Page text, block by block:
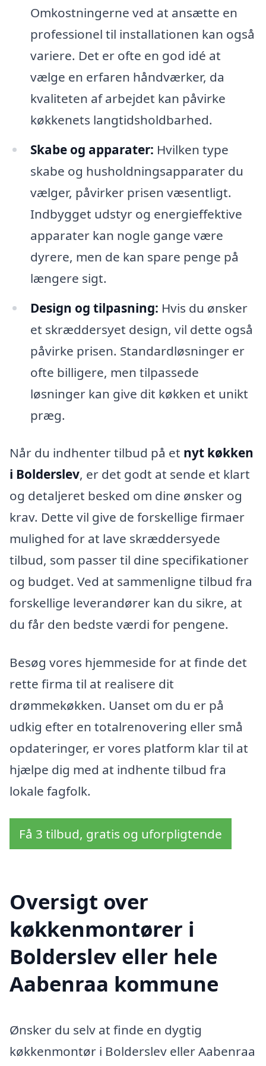
Omkostningerne ved at ansætte en
professionel til installationen kan også
variere. Det er ofte en god idé at
vælge en erfaren håndværker, da
kvaliteten af arbejdet kan påvirke
køkkenets langtidsholdbarhed.
Skabe og apparater: Hvilken type
skabe og husholdningsapparater du
vælger, påvirker prisen væsentligt.
Indbygget udstyr og energieffektive
apparater kan nogle gange være
dyrere, men de kan spare penge på
længere sigt.
Design og tilpasning: Hvis du ønsker
et skræddersyet design, vil dette også
påvirke prisen. Standardløsninger er
ofte billigere, men tilpassede
løsninger kan give dit køkken et unikt
præg.
Når du indhenter tilbud på et nyt køkken
i Bolderslev, er det godt at sende et klart
og detaljeret besked om dine ønsker og
krav. Dette vil give de forskellige firmaer
mulighed for at lave skræddersyede
tilbud, som passer til dine specifikationer
og budget. Ved at sammenligne tilbud fra
forskellige leverandører kan du sikre, at
du får den bedste værdi for pengene.
Besøg vores hjemmeside for at finde det
rette firma til at realisere dit
drømmekøkken. Uanset om du er på
udkig efter en totalrenovering eller små
opdateringer, er vores platform klar til at
hjælpe dig med at indhente tilbud fra
lokale fagfolk.
Få 3 tilbud, gratis og uforpligtende
Oversigt over
køkkenmontører i
Bolderslev eller hele
Aabenraa kommune
Ønsker du selv at finde en dygtig
køkkenmontør i Bolderslev eller Aabenraa